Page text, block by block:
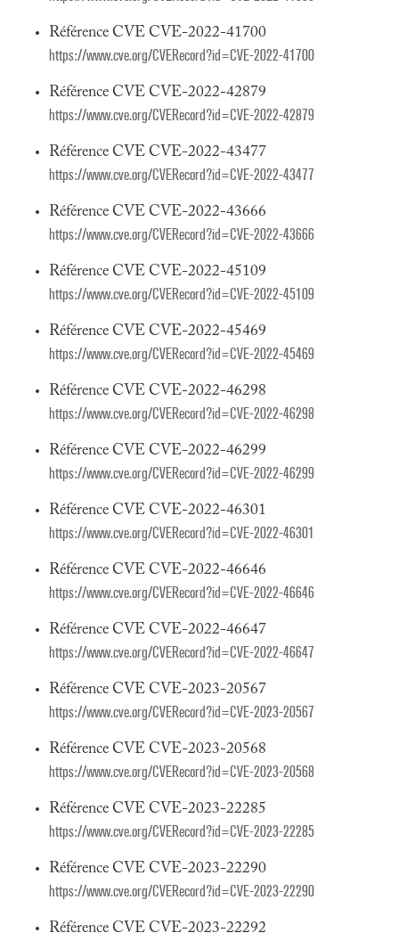
Référence CVE CVE-2022-41700
https://www.cve.org/CVERecord?id=CVE-2022-41700
Référence CVE CVE-2022-42879
https://www.cve.org/CVERecord?id=CVE-2022-42879
Référence CVE CVE-2022-43477
https://www.cve.org/CVERecord?id=CVE-2022-43477
Référence CVE CVE-2022-43666
https://www.cve.org/CVERecord?id=CVE-2022-43666
Référence CVE CVE-2022-45109
https://www.cve.org/CVERecord?id=CVE-2022-45109
Référence CVE CVE-2022-45469
https://www.cve.org/CVERecord?id=CVE-2022-45469
Référence CVE CVE-2022-46298
https://www.cve.org/CVERecord?id=CVE-2022-46298
Référence CVE CVE-2022-46299
https://www.cve.org/CVERecord?id=CVE-2022-46299
Référence CVE CVE-2022-46301
https://www.cve.org/CVERecord?id=CVE-2022-46301
Référence CVE CVE-2022-46646
https://www.cve.org/CVERecord?id=CVE-2022-46646
Référence CVE CVE-2022-46647
https://www.cve.org/CVERecord?id=CVE-2022-46647
Référence CVE CVE-2023-20567
https://www.cve.org/CVERecord?id=CVE-2023-20567
Référence CVE CVE-2023-20568
https://www.cve.org/CVERecord?id=CVE-2023-20568
Référence CVE CVE-2023-22285
https://www.cve.org/CVERecord?id=CVE-2023-22285
Référence CVE CVE-2023-22290
https://www.cve.org/CVERecord?id=CVE-2023-22290
Référence CVE CVE-2023-22292